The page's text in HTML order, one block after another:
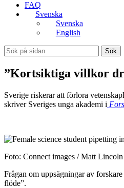
FAQ
Svenska
Svenska
English
Sök
”Kortsiktiga villkor
Sverige riskerar att förlora
skriver Sveriges unga akademi i
Foto: Connect images / Matt
Frågan om uppsägningar av
flöde”.